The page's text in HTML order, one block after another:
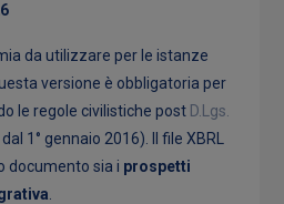
da utilizzare per le istanze
versione è obbligatoria per
le regole civilistiche post D.Lgs.
1° gennaio 2016). Il file XBRL
documento sia i prospetti